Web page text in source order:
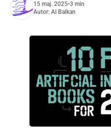
15 maj. 2025•3 min
Autor: AI Balkan